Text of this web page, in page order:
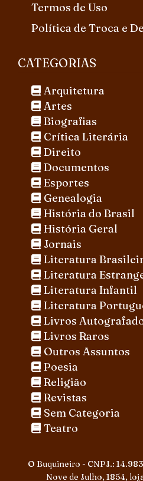
Termos de Uso
Política de Troca e
CATEGORIAS
Arquitetura
Artes
Biografias
Crítica Literária
Direito
Documentos
Esportes
Genealogia
História do Brasil
História Geral
Jornais
Literatura
Literatura
Literatura Infantil
Literatura
Livros
Livros Raros
Outros Assuntos
Poesia
Religião
Revistas
Sem Categoria
Teatro
O Buquineiro - CNPJ.:
Nove de Julho, 1854,